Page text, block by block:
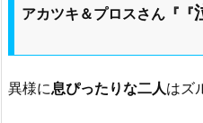
アカツキ＆プロスさん『『
異様に息ぴったりな二人はズ